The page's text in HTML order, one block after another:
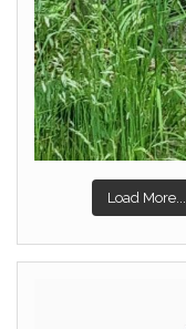
Load More...